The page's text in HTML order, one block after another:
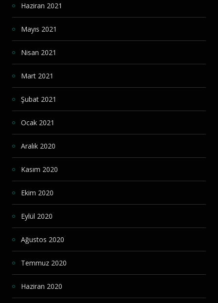
Haziran 2021
Mayıs 2021
Nisan 2021
Mart 2021
Şubat 2021
Ocak 2021
Aralık 2020
Kasım 2020
Ekim 2020
Eylül 2020
Ağustos 2020
Temmuz 2020
Haziran 2020